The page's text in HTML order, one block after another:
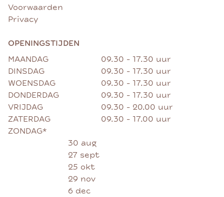
Voorwaarden
Privacy
OPENINGSTIJDEN
MAANDAG
09.30 - 17.30 uur
DINSDAG
09.30 - 17.30 uur
WOENSDAG
09.30 - 17.30 uur
DONDERDAG
09.30 - 17.30 uur
VRIJDAG
09.30 - 20.00 uur
ZATERDAG
09.30 - 17.00 uur
ZONDAG*
30 aug
27 sept
25 okt
29 nov
6 dec